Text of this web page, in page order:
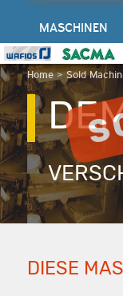
Home>Sold
MASCHINEN
DIESE